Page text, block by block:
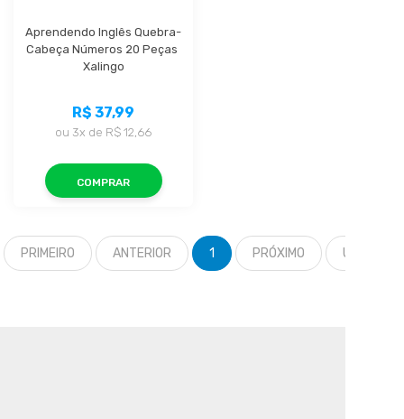
Aprendendo Inglês Quebra-
Cabeça Números 20 Peças
Xalingo
R$ 37,99
ou 3x de R$ 12,66
COMPRAR
PRIMEIRO ANTERIOR 1 PRÓXIMO ÚLTIMO